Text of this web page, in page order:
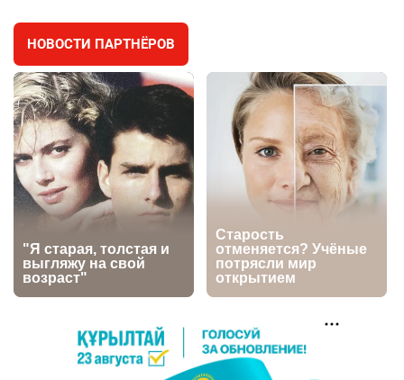
⚠️ Доброе утро, друзья! Предлагаем обзор
главных новостей за 4 августа
2725 0 1
5
🗣Глава государства направил телеграмму
соболезнования родным и близким Халық
қаһарманы Ивана Гапича
2721 2 42
6
🇫🇷 Клуб ПСЖ объявил об открытии своей
футбольной академии в Астане
🚗 Казахстанцев убедили оформить
автокредиты за вознаграждение
2704 0 11
НОВОСТИ ПАРТНЁРОВ